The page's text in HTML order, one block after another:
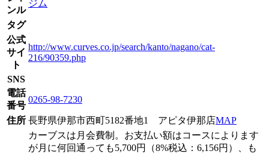
ンル
ジム
タグ
公式
サイ
ト
http://www.curves.co.jp/search/kanto/nagano/cat-
216/90359.php
SNS
電話
番号
0265-98-7230
住所 長野県伊那市西町5182番地1 アピタ伊那店MAP
カーブスは月会費制。お支払い額はコースによります
が月に何回通っても5,700円（8%税込：6,156円）、も